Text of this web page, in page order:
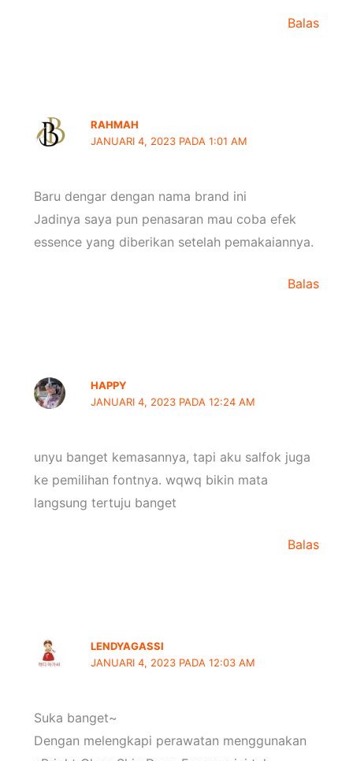
Balas
RAHMAH
JANUARI 4, 2023 PADA 1:01 AM
Baru dengar dengan nama brand ini
Jadinya saya pun penasaran mau coba efek
essence yang diberikan setelah pemakaiannya.
Balas
HAPPY
JANUARI 4, 2023 PADA 12:24 AM
unyu banget kemasannya, tapi aku salfok juga
ke pemilihan fontnya. wqwq bikin mata
langsung tertuju banget
Balas
LENDYAGASSI
JANUARI 4, 2023 PADA 12:03 AM
Suka banget~
Dengan melengkapi perawatan menggunakan